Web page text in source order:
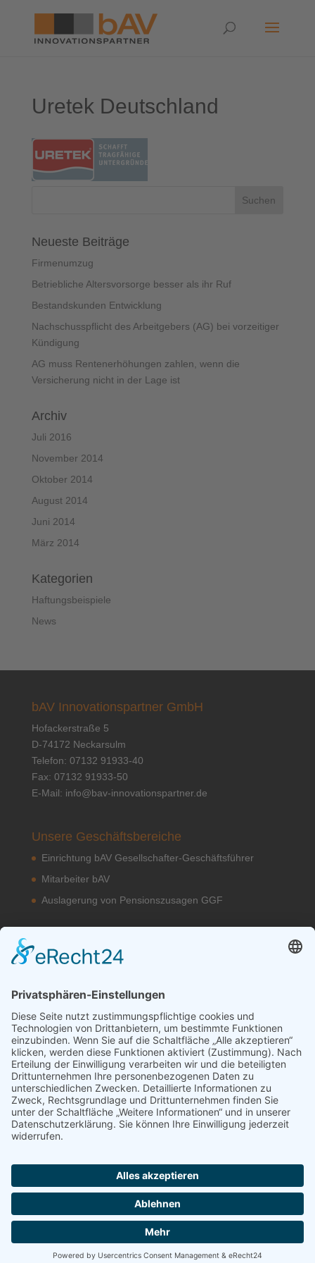
Uretek Deutschland
Neueste Beiträge
Firmenumzug
Betriebliche Altersvorsorge besser als ihr Ruf
Bestandskunden Entwicklung
Nachschusspflicht des Arbeitgebers (AG) bei vorzeitiger
Kündigung
AG muss Rentenerhöhungen zahlen, wenn die
Versicherung nicht in der Lage ist
Archiv
Juli 2016
November 2014
Oktober 2014
August 2014
Juni 2014
März 2014
Kategorien
Haftungsbeispiele
News
bAV Innovationspartner GmbH
Hofackerstraße 5
D-74172 Neckarsulm
Telefon: 07132 91933-40
Fax: 07132 91933-50
E-Mail: info@bav-innovationspartner.de
Unsere Geschäftsbereiche
Einrichtung bAV Gesellschafter-Geschäftsführer
Mitarbeiter bAV
Auslagerung von Pensionszusagen GGF
Unsere bAV Lösungen
Kontakt
Datenschutzerklärung
Impressum
Erstinformation
EU-Transparenzverordnung (TVO)
© 2014 - 2026 bAV Innovationspartner GmbH